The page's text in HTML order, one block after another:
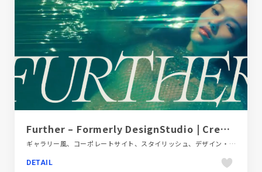
Further – Formerly DesignStudio | Creative, Branding & Design Agency | KASOU
ギャラリー風、コーポレートサイト、スタイリッシュ、デザイン・アート・音楽・文芸、ホワイト系、動画が流れる
DETAIL